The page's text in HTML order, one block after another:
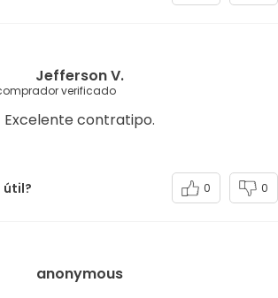
Jefferson V.
verificado
Excelente contratipo.
0 0
anonymous